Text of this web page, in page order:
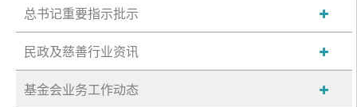
总书记重要指示批示
民政及慈善行业资讯
基金会业务工作动态